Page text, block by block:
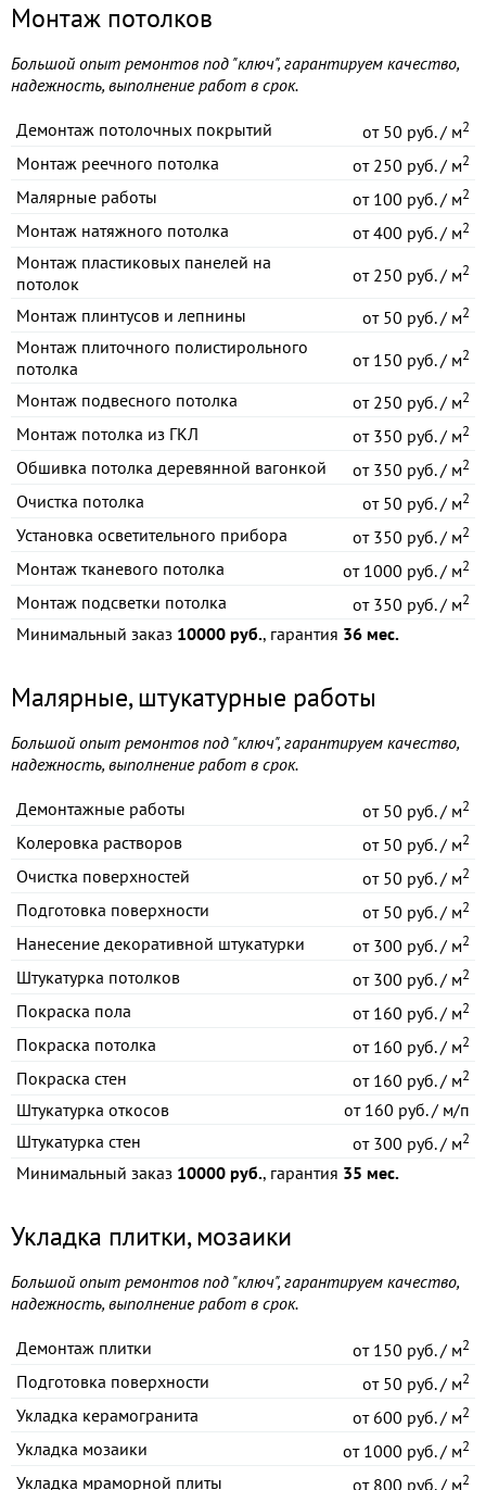
Монтаж потолков
Большой опыт ремонтов под "ключ", гарантируем качество,
надежность, выполнение работ в срок.
Демонтаж потолочных покрытий от50 руб. / м2
Монтаж реечного потолка от250 руб. / м2
Малярные работы от100 руб. / м2
Монтаж натяжного потолка от400 руб. / м2
Монтаж пластиковых панелей на
потолок
от250 руб. / м2
Монтаж плинтусов и лепнины от50 руб. / м2
Монтаж плиточного полистирольного
потолка
от150 руб. / м2
Монтаж подвесного потолка от250 руб. / м2
Монтаж потолка из ГКЛ от350 руб. / м2
Обшивка потолка деревянной вагонкой от350 руб. / м2
Очистка потолка от50 руб. / м2
Установка осветительного прибора от350 руб. / м2
Монтаж тканевого потолка от1000 руб. / м2
Монтаж подсветки потолка от350 руб. / м2
Минимальный заказ 10000 руб., гарантия 36 мес.
Малярные, штукатурные работы
Большой опыт ремонтов под "ключ", гарантируем качество,
надежность, выполнение работ в срок.
Демонтажные работы от50 руб. / м2
Колеровка растворов от50 руб. / м2
Очистка поверхностей от50 руб. / м2
Подготовка поверхности от50 руб. / м2
Нанесение декоративной штукатурки от300 руб. / м2
Штукатурка потолков от300 руб. / м2
Покраска пола от160 руб. / м2
Покраска потолка от160 руб. / м2
Покраска стен от160 руб. / м2
Штукатурка откосов от160 руб. / м/п
Штукатурка стен
от300 руб. / м2
Минимальный заказ 10000 руб., гарантия 35 мес.
Укладка плитки, мозаики
Большой опыт ремонтов под "ключ", гарантируем качество,
надежность, выполнение работ в срок.
Демонтаж плитки от150 руб. / м2
Подготовка поверхности от50 руб. / м2
Укладка керамогранита от600 руб. / м2
Укладка мозаики от1000 руб. / м2
Укладка мраморной плиты от800 руб. / м2